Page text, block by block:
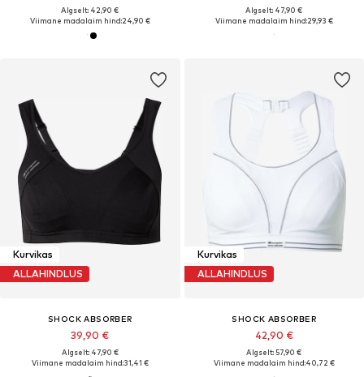
Algselt: 42,90 €
Viimane madalaim hind:24,90 €
Algselt: 47,90 €
Viimane madalaim hind:29,93 €
Kurvikas
ALLAHINDLUS
SHOCK ABSORBER
39,90 €
Algselt: 47,90 €
Viimane madalaim hind:31,41 €
Kurvikas
ALLAHINDLUS
SHOCK ABSORBER
42,90 €
Algselt: 57,90 €
Viimane madalaim hind:40,72 €